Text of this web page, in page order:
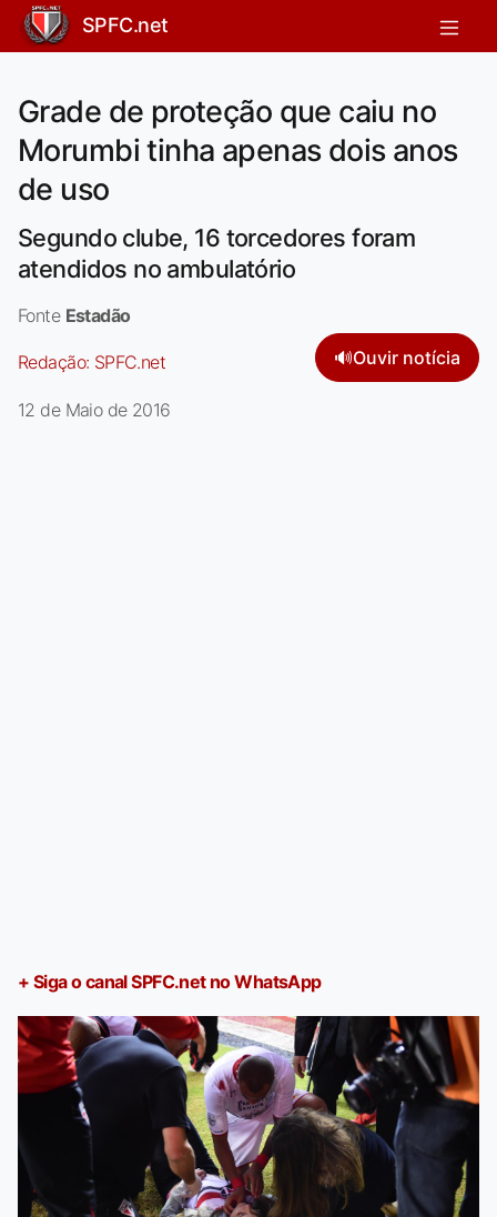
SPFC.net
Grade de proteção que caiu no
Morumbi tinha apenas dois anos
de uso
Segundo clube, 16 torcedores foram
atendidos no ambulatório
Fonte Estadão
Redação: SPFC.net 🔊Ouvir notícia
12 de Maio de 2016
+ Siga o canal SPFC.net no WhatsApp